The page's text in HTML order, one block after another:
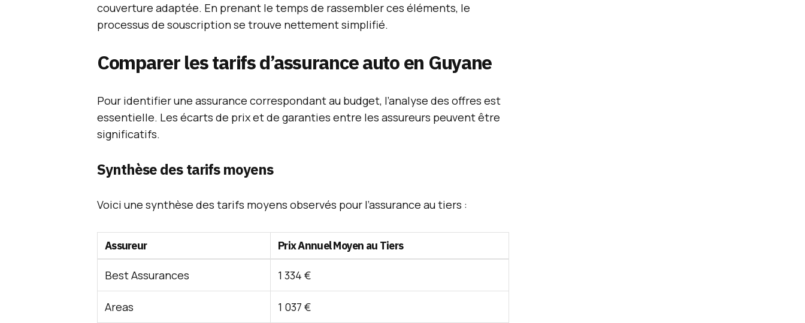
couverture adaptée. En prenant le temps de rassembler ces éléments, le
processus de souscription se trouve nettement simplifié.
Comparer les tarifs d’assurance auto en Guyane
Pour identifier une assurance correspondant au budget, l’analyse des offres est
essentielle. Les écarts de prix et de garanties entre les assureurs peuvent être
significatifs.
Synthèse des tarifs moyens
Voici une synthèse des tarifs moyens observés pour l’assurance au tiers :
Assureur Prix Annuel Moyen au Tiers
Best Assurances 1 334 €
Areas 1 037 €